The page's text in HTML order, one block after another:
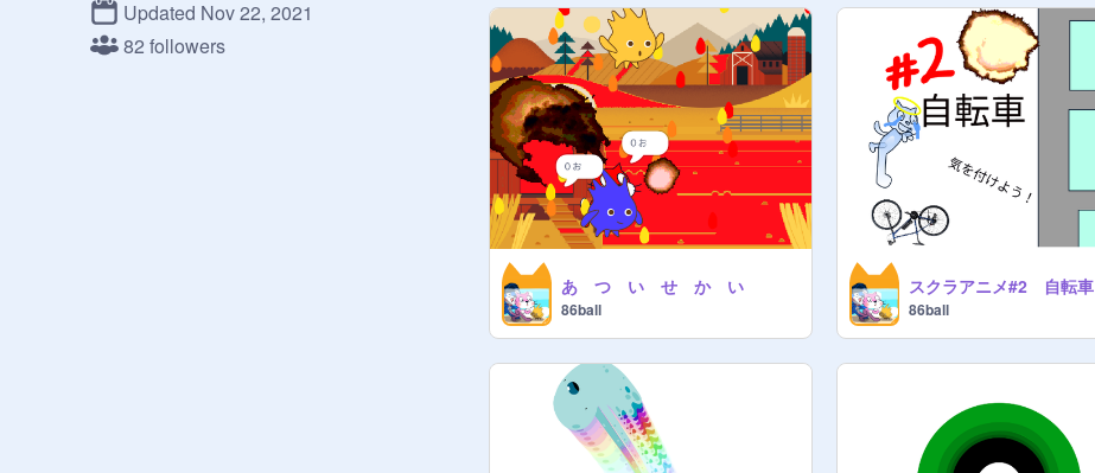
と思います。
Updated Nov 22, 2021
82 followers
あ つ い せ か い
86ball
スクラアニメ#2 自転車
86ball